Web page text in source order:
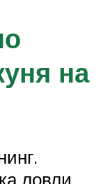
на
ловли.